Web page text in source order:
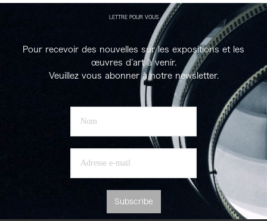
LETTRE POUR VOUS
Pour recevoir des nouvelles sur les expositions et les
œuvres d’art à venir.
Veuillez vous abonner à notre newsletter.
Subscribe